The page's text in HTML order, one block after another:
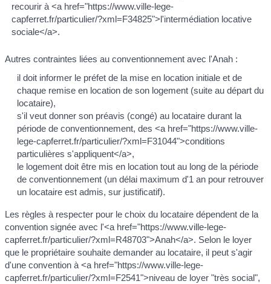
recourir à <a href="https://www.ville-lege-
capferret.fr/particulier/?xml=F34825">l'intermédiation locative
sociale</a>.
Autres contraintes liées au conventionnement avec l'Anah :
il doit informer le préfet de la mise en location initiale et de
chaque remise en location de son logement (suite au départ du
locataire),
s'il veut donner son préavis (congé) au locataire durant la
période de conventionnement, des <a href="https://www.ville-
lege-capferret.fr/particulier/?xml=F31044">conditions
particulières s'appliquent</a>,
le logement doit être mis en location tout au long de la période
de conventionnement (un délai maximum d'1 an pour retrouver
un locataire est admis, sur justificatif).
Les règles à respecter pour le choix du locataire dépendent de la
convention signée avec l'<a href="https://www.ville-lege-
capferret.fr/particulier/?xml=R48703">Anah</a>. Selon le loyer
que le propriétaire souhaite demander au locataire, il peut s'agir
d'une convention à <a href="https://www.ville-lege-
capferret.fr/particulier/?xml=F2541">niveau de loyer "très social",